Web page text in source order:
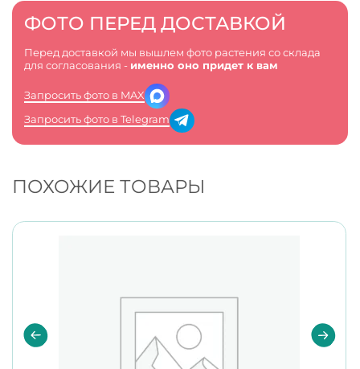
ФОТО ПЕРЕД ДОСТАВКОЙ
Перед доставкой мы вышлем фото растения со склада
для согласования - именно оно придет к вам
Запросить фото в MAX
Запросить фото в Telegram
ПОХОЖИЕ ТОВАРЫ